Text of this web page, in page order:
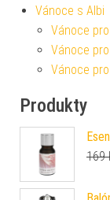
Vánoce s Albi
Vánoce
Vánoce
Vánoce
Produkty
169